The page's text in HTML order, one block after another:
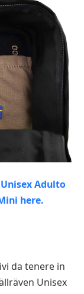
da tenere in
Unisex